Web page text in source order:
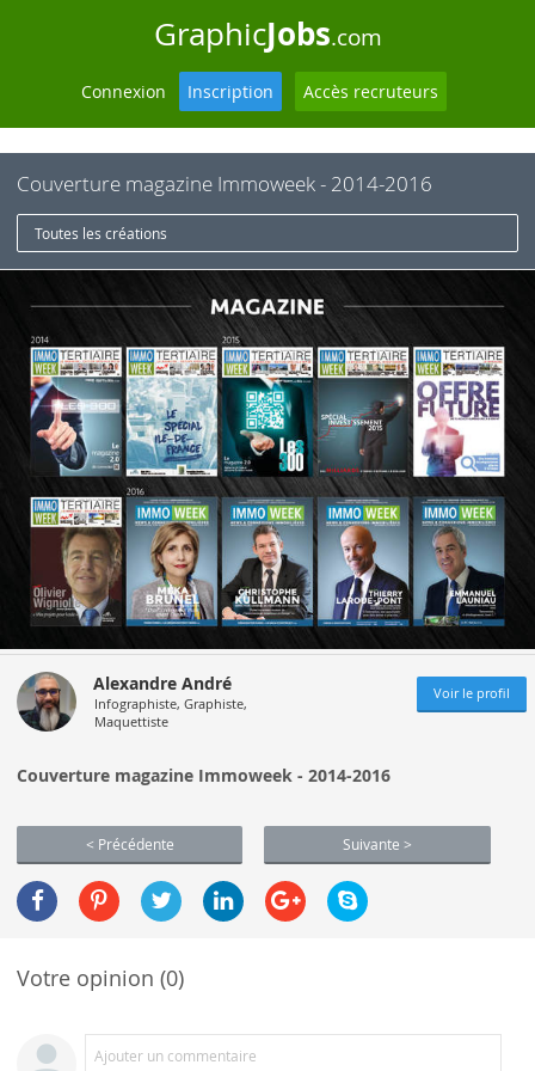
GraphicJobs.com
Connexion Inscription Accès recruteurs
Couverture magazine Immoweek - 2014-2016
Toutes les créations
Alexandre André
Infographiste, Graphiste,
Maquettiste
Voir le profil
Couverture magazine Immoweek - 2014-2016
< Précédente Suivante >
Votre opinion (0)
Ajouter un commentaire